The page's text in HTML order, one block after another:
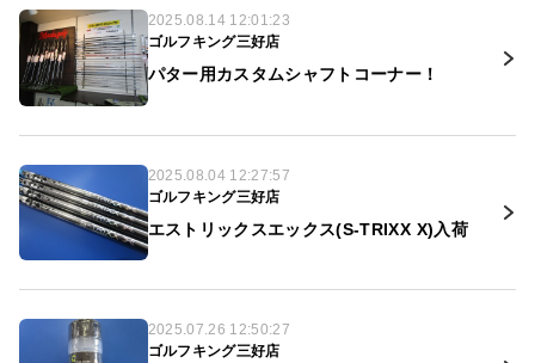
2025.08.14 12:01:23
ゴルフキング三好店
パター用カスタムシャフトコーナー！
2025.08.04 12:27:57
ゴルフキング三好店
エストリックスエックス(S-TRIXX X)入荷
2025.07.26 12:50:27
ゴルフキング三好店